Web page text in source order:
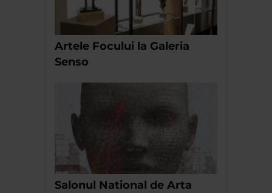
Artele Focului la Galeria
Senso
Salonul National de Arta